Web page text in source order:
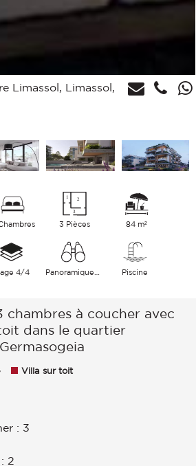
Limassol, Limassol,
3 Pièces 84 m²
4/4 Piscine
chambres à coucher avec
dans le quartier
Villa sur toit
: 3
2